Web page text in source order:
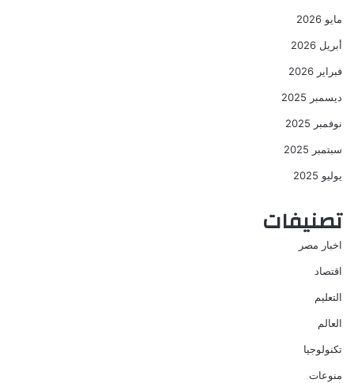
مايو 2026
أبريل 2026
فبراير 2026
ديسمبر 2025
نوفمبر 2025
سبتمبر 2025
يوليو 2025
تصنيفات
اخبار مصر
اقتصاد
التعليم
العالم
تكنولوجيا
منوعات